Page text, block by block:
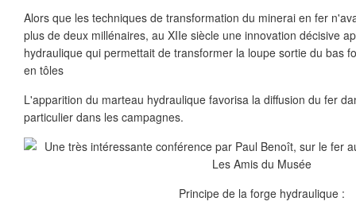
Alors que les techniques de transformation du minerai en fer
plus de deux millénaires, au XIIe siècle une innovation décisive
hydraulique qui permettait de transformer la loupe sortie du bas
en tôles
L'apparition du marteau hydraulique favorisa la diffusion du fer
particulier dans les campagnes.
Principe de la forge hydraulique :